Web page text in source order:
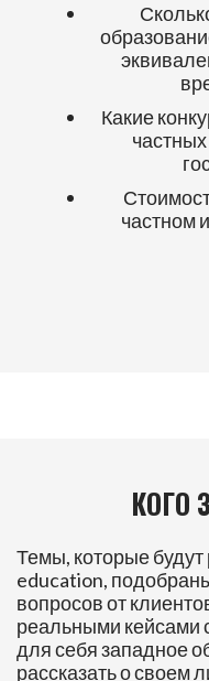
Какие
частном
КОГО
Темы, которые
education,
вопросов от
реальными кейсами
для себя западное
рассказать о своем